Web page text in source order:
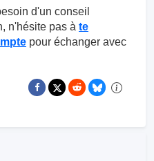
d'un conseil
n'hésite pas à te
pour échanger avec